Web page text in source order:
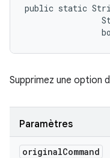
public static
Supprimez une option
Paramètres
originalCommand